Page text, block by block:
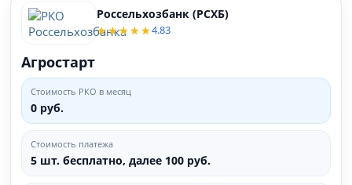
Россельхозбанк (РСХБ)
4.83
Агростарт
Стоимость РКО в месяц
0 руб.
Стоимость платежа
5 шт. бесплатно, далее 100 руб.